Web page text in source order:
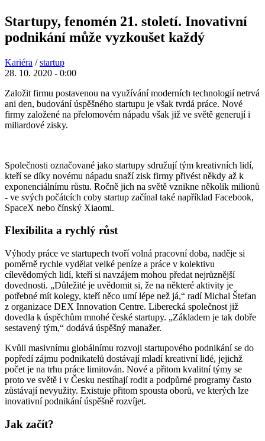
Startupy, fenomén 21. století. Inovativní
podnikání může vyzkoušet každý
Kariéra /startup
28. 10. 2020 - 0:00
Založit firmu postavenou na využívání moderních technologií netrvá
ani den, budování úspěšného startupu je však tvrdá práce. Nové
firmy založené na přelomovém nápadu však již ve světě generují i
miliardové zisky.
Společnosti označované jako startupy sdružují tým kreativních lidí,
kteří se díky novému nápadu snaží zisk firmy přivést někdy až k
exponenciálnímu růstu. Ročně jich na světě vznikne několik milionů
- ve svých počátcích coby startup začínal také například Facebook,
SpaceX nebo čínský Xiaomi.
Flexibilita a rychlý růst
Výhody práce ve startupech tvoří volná pracovní doba, naděje si
poměrně rychle vydělat velké peníze a práce v kolektivu
cílevědomých lidí, kteří si navzájem mohou předat nejrůznější
dovednosti. „Důležité je uvědomit si, že na některé aktivity je
potřebné mít kolegy, kteří něco umí lépe než já,“ radí Michal Štefan
z organizace DEX Innovation Centre. Liberecká společnost již
dovedla k úspěchům mnohé české startupy. „Základem je tak dobře
sestavený tým,“ dodává úspěšný manažer.
Kvůli masivnímu globálnímu rozvoji startupového podnikání se do
popředí zájmu podnikatelů dostávají mladí kreativní lidé, jejichž
počet je na trhu práce limitován. Nové a přitom kvalitní týmy se
proto ve světě i v Česku nestíhají rodit a podpůrné programy často
zůstávají nevyužity. Existuje přitom spousta oborů, ve kterých lze
inovativní podnikání úspěšně rozvíjet.
Jak začít?